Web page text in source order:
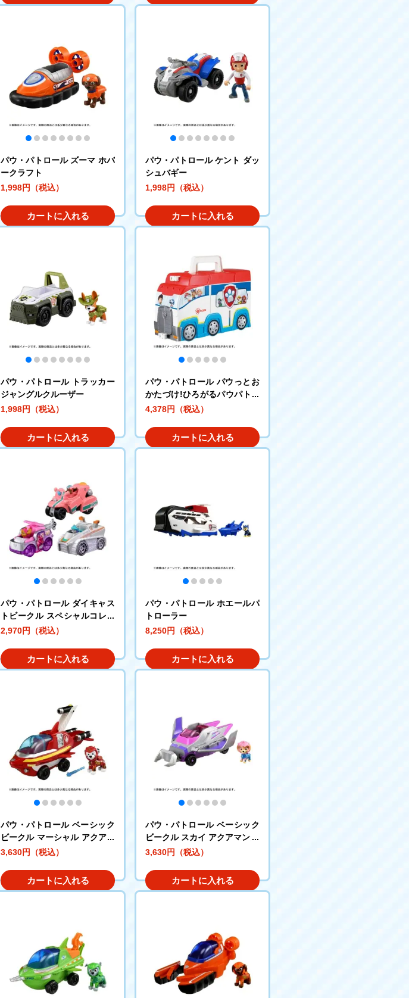
パウ・パトロール ズーマ ホバ
ークラフト
1,998円（税込）
カートに入れる
パウ・パトロール ケント ダッ
シュバギー
1,998円（税込）
カートに入れる
パウ・パトロール トラッカー
ジャングルクルーザー
1,998円（税込）
カートに入れる
パウ・パトロール パウっとお
かたづけ!ひろがるパウパトロ
ーラー
4,378円（税込）
カートに入れる
パウ・パトロール ダイキャス
トビークル スペシャルコレク
ション スカイ/エベレスト/リ
2,970円（税込）
カートに入れる
パウ・パトロール ホエールパ
トローラー
8,250円（税込）
カートに入れる
パウ・パトロール ベーシック
ビークル マーシャル アクアポ
ーパス
3,630円（税込）
カートに入れる
パウ・パトロール ベーシック
ビークル スカイ アクアマンタ
3,630円（税込）
カートに入れる